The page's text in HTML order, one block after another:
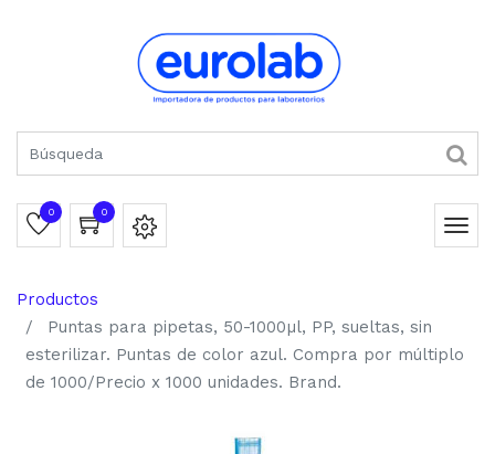
0 0
Productos
Puntas para pipetas, 50-1000µl, PP, sueltas, sin
esterilizar. Puntas de color azul. Compra por múltiplo
de 1000/Precio x 1000 unidades. Brand.